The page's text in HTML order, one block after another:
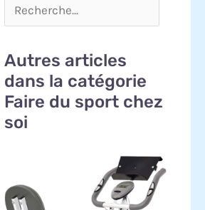
Autres articles
dans la catégorie
Faire du sport chez
soi